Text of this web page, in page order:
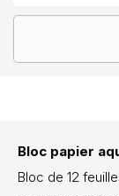
Bloc papier
Bloc de 12